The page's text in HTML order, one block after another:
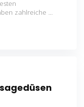
zahlreiche ...